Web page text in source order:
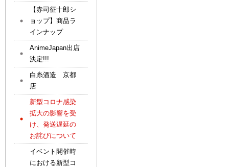
【赤司征十郎シ
ョップ】商品ラ
インナップ
AnimeJapan出店
決定!!!
白糸酒造 京都
店
新型コロナ感染
拡大の影響を受
け、発送遅延の
お詫びについて
イベント開催時
における新型コ